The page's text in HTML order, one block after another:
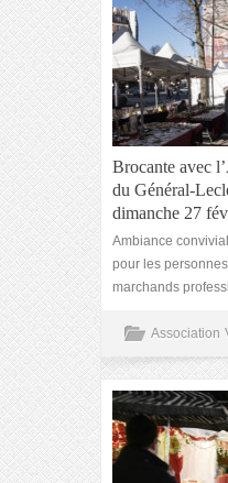
Brocante avec
du Général-
dimanche 27
Ambiance
pour les
marchands
Association